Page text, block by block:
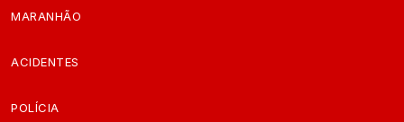
MARANHÃO
ACIDENTES
POLÍCIA